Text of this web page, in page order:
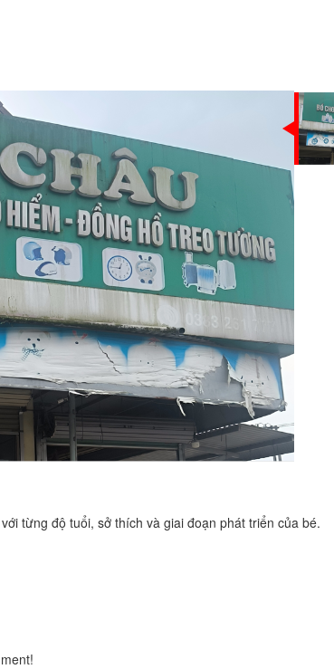
từng độ tuổi, sở thích và giai đoạn phát triển của bé.
Homestay Phương Gia Trang
Distance: 7.60 km
Distance: 17.98 km